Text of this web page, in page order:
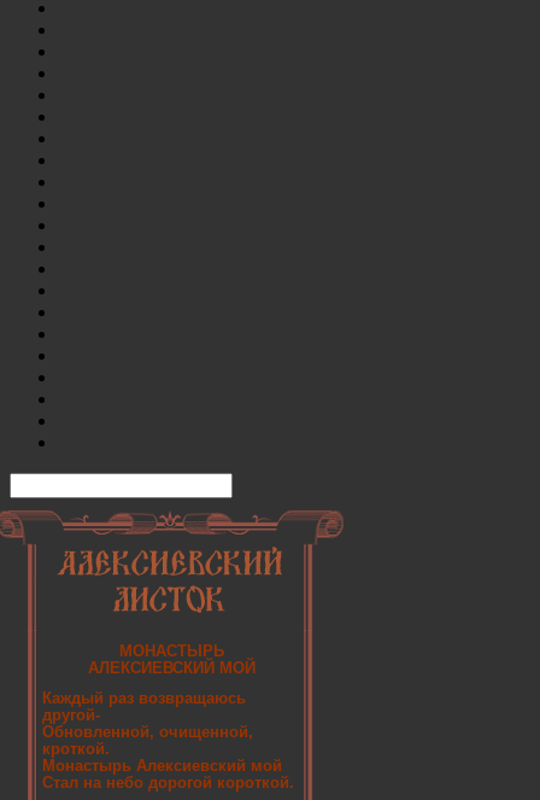
МОНАСТЫРЬ
АЛЕКСИЕВСКИЙ МОЙ
Каждый раз возвращаюсь
другой-
Обновленной, очищенной,
кроткой.
Монастырь Алексиевский мой
Стал на небо дорогой короткой.